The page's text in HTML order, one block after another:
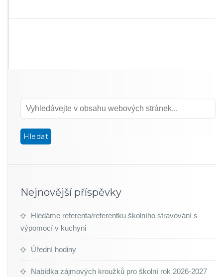
Nejnovější příspěvky
Hledáme referenta/referentku školního stravování s
výpomocí v kuchyni
Úřední hodiny
Nabídka zájmových kroužků pro školní rok 2026-2027